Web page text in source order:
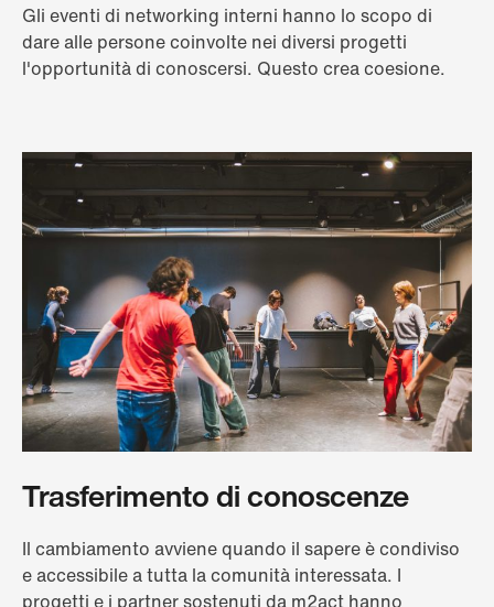
Gli eventi di networking interni hanno lo scopo di
dare alle persone coinvolte nei diversi progetti
l'opportunità di conoscersi. Questo crea coesione.
Trasferimento di conoscenze
Il cambiamento avviene quando il sapere è condiviso
e accessibile a tutta la comunità interessata. I
progetti e i partner sostenuti da m2act hanno